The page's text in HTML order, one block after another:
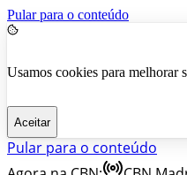
Pular para o conteúdo
Usamos cookies para melhorar
Aceitar
Pular para o conteúdo